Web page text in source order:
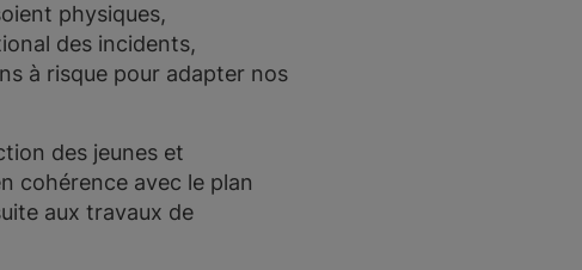
physiques,
des incidents,
à risque pour adapter nos
des jeunes et
cohérence avec le plan
aux travaux de